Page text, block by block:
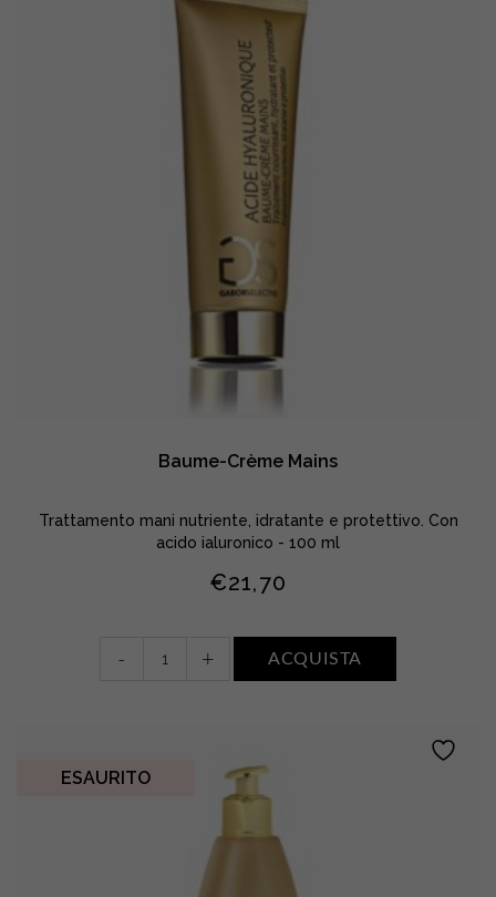
Baume-Crème Mains
Trattamento mani nutriente, idratante e protettivo. Con
acido ialuronico - 100 ml
€21,70
- + ACQUISTA
ESAURITO